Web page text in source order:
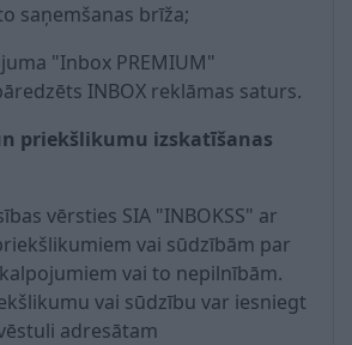
saņemšanas brīža;
"Inbox PREMIUM"
INBOX reklāmas saturs.
priekšlikumu izskatīšanas
vērsties SIA "INBOKSS" ar
vai sūdzībām par
vai to nepilnībām.
vai sūdzību var iesniegt
adresātam